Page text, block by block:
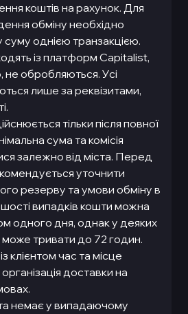
коштів на рахунок. Для
обміну необхідно
однією транзакцією.
із платформ Capitalist,
не обробляються. Усі
лише за реквізитами,
тільки після повної
сума та комісія
залежно від міста. Перед
уточнити
резерву та умови обміну в
випадків кошти можна
одного дня, однак у деяких
може тривати до 72 годин.
клієнтом час та місце
доставки на
немає у випадаючому